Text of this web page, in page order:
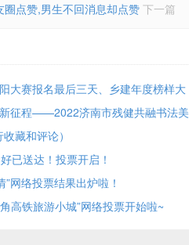
圈点赞,男生不回消息却点赞 下一篇
大赛报名最后三天、乡建年度榜样大
新征程——2022济南市残健共融书法美
藏和评论）
已送达！投票开启！
网络投票结果出炉啦！
高铁旅游小城”网络投票开始啦~